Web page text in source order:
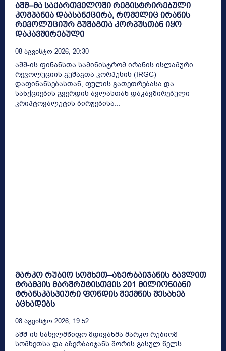
აშშ–მა საქართველოში რეგისტრირებული
კომპანია დაასანქცირა, რომელიც ირანის
რევოლუციურ გუშაგთა კორპუსთან იყო
დაკავშირებული
08 Აგვისტო 2026, 20:30
აშშ-ის ფინანსთა სამინისტრომ ირანის ისლამური
რევოლუციის გუშაგთა კორპუსის (IRGC)
დაფინანსებასთან, ფულის გათეთრებასა და
სანქციების გვერდის ავლასთან დაკავშირებული
კრიპტოვალუტის ბირჟებისა...
მარკო რუბიო სომხეთ–აზერბაიჯანის გავლით
ტრამპის მარშრუტისთვის 201 მილიონიანი
ტრანსკასპიური ფონდის შექმნის შესახებ
აცხადებს
08 Აგვისტო 2026, 19:52
აშშ-ის სახელმწიფო მდივანმა მარკო რუბიომ
სომხეთსა და აზერბაიჯანს შორის გასულ წელს